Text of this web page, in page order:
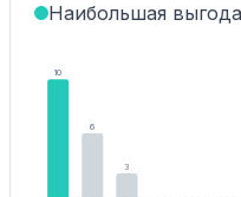
Наибольшая
10
6
3